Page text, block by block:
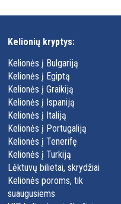
Kelionių kryptys:
Kelionės į Bulgariją
Kelionės į Egiptą
Kelionės į Graikiją
Kelionės į Ispaniją
Kelionės į Italiją
Kelionės į Portugaliją
Kelionės į Tenerifę
Kelionės į Turkiją
Lėktuvų bilietai, skrydžiai
Kelionės poroms, tik
suaugusiems